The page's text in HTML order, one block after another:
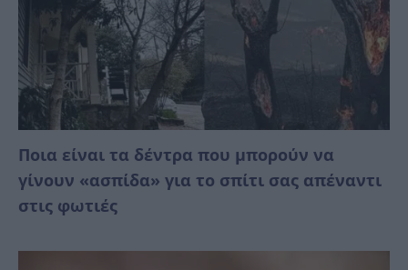
Ποια είναι τα δέντρα που μπορούν να
γίνουν «ασπίδα» για το σπίτι σας απέναντι
στις φωτιές